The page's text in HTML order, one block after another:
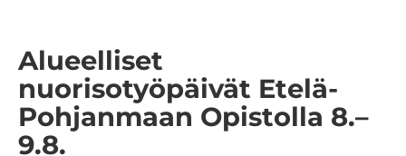
Alueelliset
nuorisotyöpäivät Etelä-
Pohjanmaan Opistolla 8.–
9.8.